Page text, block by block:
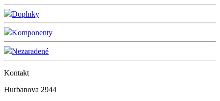
Doplnky
Komponenty
Nezaradené
Kontakt
Hurbanova 2944